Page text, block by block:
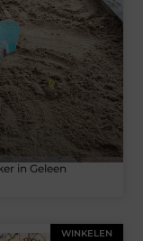
in Geleen
WINKELEN